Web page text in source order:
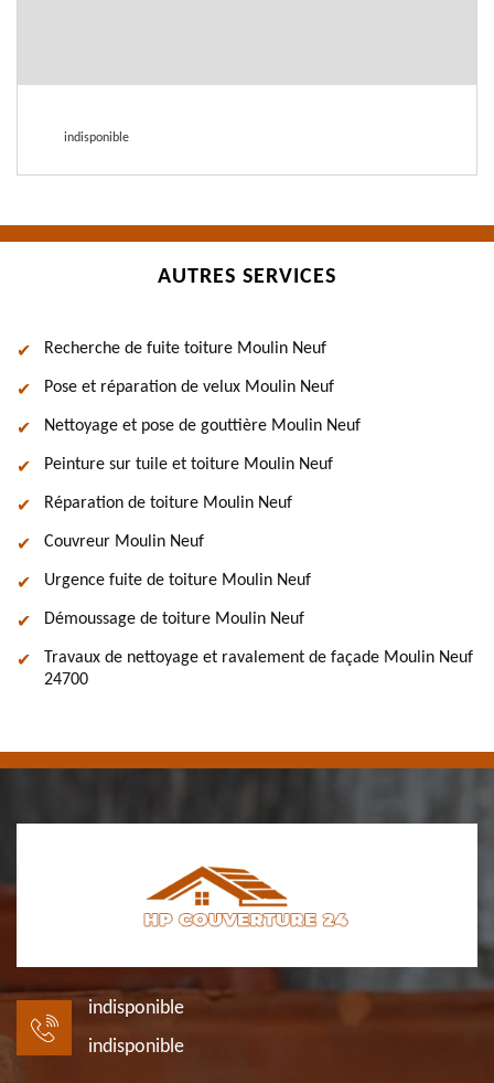
indisponible
AUTRES SERVICES
Recherche de fuite toiture Moulin Neuf
Pose et réparation de velux Moulin Neuf
Nettoyage et pose de gouttière Moulin Neuf
Peinture sur tuile et toiture Moulin Neuf
Réparation de toiture Moulin Neuf
Couvreur Moulin Neuf
Urgence fuite de toiture Moulin Neuf
Démoussage de toiture Moulin Neuf
Travaux de nettoyage et ravalement de façade Moulin Neuf
24700
indisponible
indisponible